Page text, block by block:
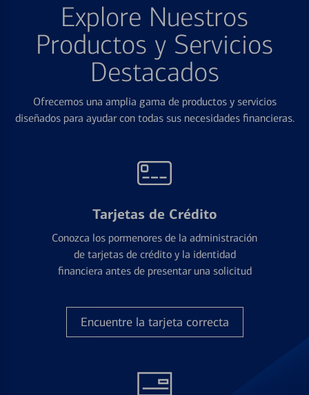
Explore Nuestros
Productos y Servicios
Destacados
Ofrecemos una amplia gama de productos y servicios
diseñados para ayudar con todas sus necesidades financieras.
Tarjetas de Crédito
Conozca los pormenores de la administración
de tarjetas de crédito y la identidad
financiera antes de presentar una solicitud
Encuentre la tarjeta correcta